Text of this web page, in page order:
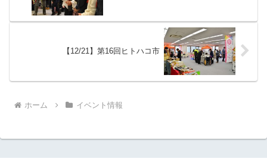
【12/21】第16回ヒトハコ市
ホーム イベント情報